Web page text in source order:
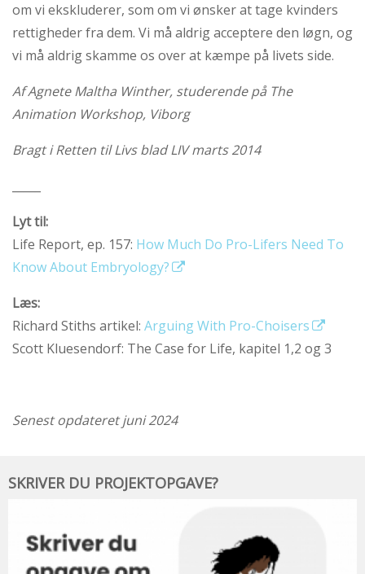
om vi ekskluderer, som om vi ønsker at tage kvinders
rettigheder fra dem. Vi må aldrig acceptere den løgn, og
vi må aldrig skamme os over at kæmpe på livets side.
Af Agnete Maltha Winther, studerende på The
Animation Workshop, Viborg
Bragt i Retten til Livs blad LIV marts 2014
Lyt til:
Life Report, ep. 157: How Much Do Pro-Lifers Need To
Know About Embryology?
Læs:
Richard Stiths artikel: Arguing With Pro-Choisers
Scott Kluesendorf: The Case for Life, kapitel 1,2 og 3
Senest opdateret juni 2024
du
SKRIVER DU PROJEKTOPGAVE?